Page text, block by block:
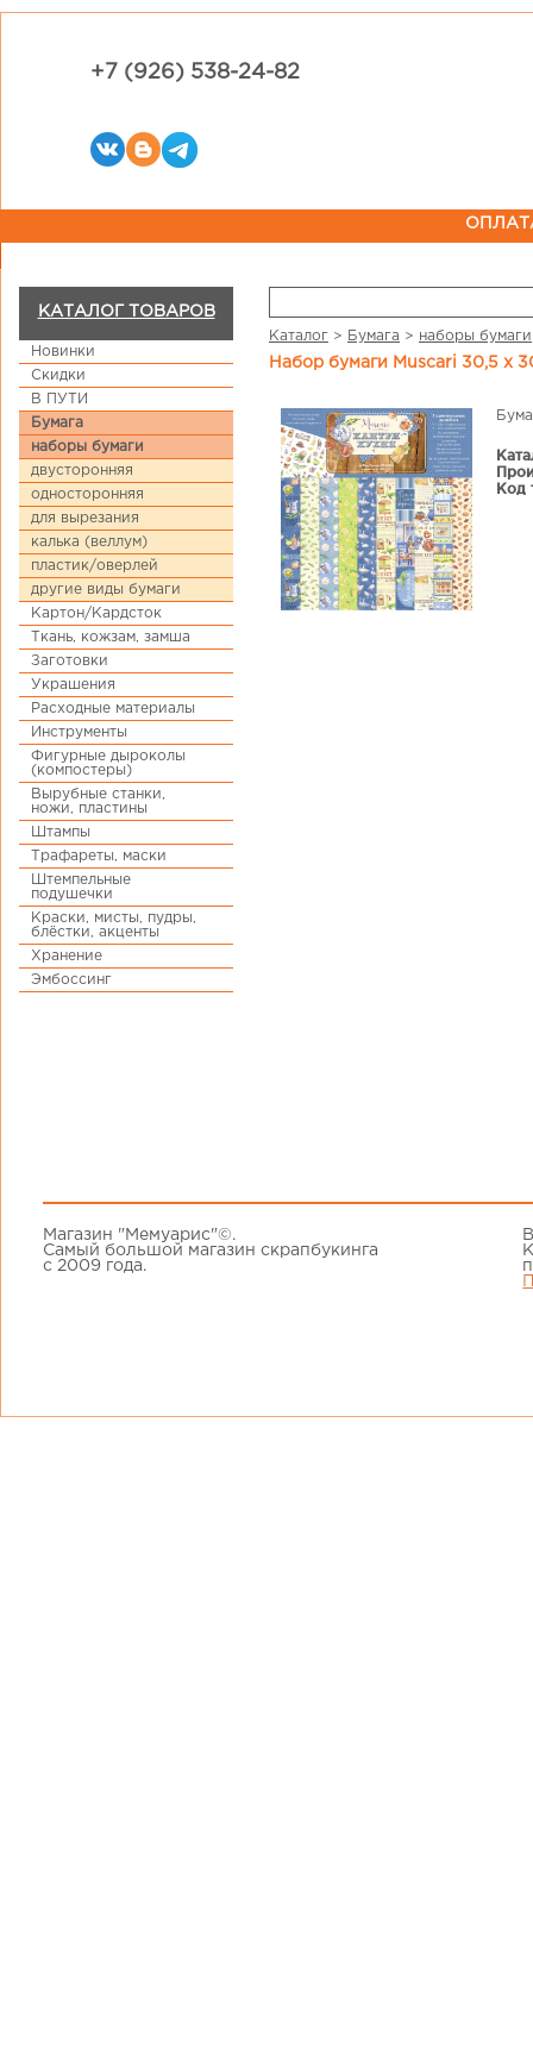
+7 (926) 538-24-82
КАТАЛОГ ТОВАРОВ
Новинки
Скидки
В ПУТИ
Бумага
наборы бумаги
двусторонняя
односторонняя
для вырезания
калька (веллум)
пластик/оверлей
другие виды бумаги
Картон/Кардсток
Ткань, кожзам, замша
Заготовки
Украшения
Расходные материалы
Инструменты
Фигурные дыроколы
(компостеры)
Вырубные станки,
ножи, пластины
Штампы
Трафареты, маски
Штемпельные
подушечки
Краски, мисты, пудры,
блёстки, акценты
Хранение
Эмбоссинг
Каталог > Бумага > наборы бумаги
Набор бумаги Muscari 30,5 х
Код
Магазин "Мемуарис"©.
Самый большой магазин скрапбукинга
с 2009 года.